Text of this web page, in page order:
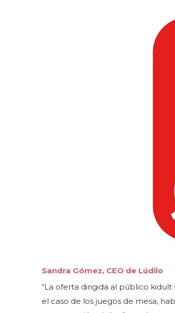
Sandra Gómez, CEO de Lúdilo
“La oferta dirigida al público
el caso de los juegos de mesa,